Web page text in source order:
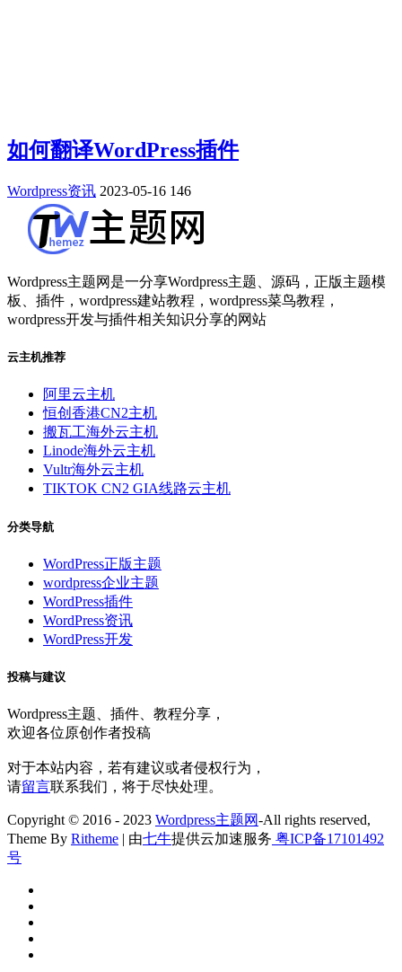
如何翻译WordPress插件
Wordpress资讯 2023-05-16 146
Wordpress主题网是一分享Wordpress主题、源码，正版主题模
板、插件，wordpress建站教程，wordpress菜鸟教程，
wordpress开发与插件相关知识分享的网站
云主机推荐
阿里云主机
恒创香港CN2主机
搬瓦工海外云主机
Linode海外云主机
Vultr海外云主机
TIKTOK CN2 GIA线路云主机
分类导航
WordPress正版主题
wordpress企业主题
WordPress插件
WordPress资讯
WordPress开发
投稿与建议
Wordpress主题、插件、教程分享，
欢迎各位原创作者投稿
对于本站内容，若有建议或者侵权行为，
请留言联系我们，将于尽快处理。
Copyright © 2016 - 2023 Wordpress主题网-All rights reserved,
Theme By Ritheme | 由七牛提供云加速服务 粤ICP备17101492
号